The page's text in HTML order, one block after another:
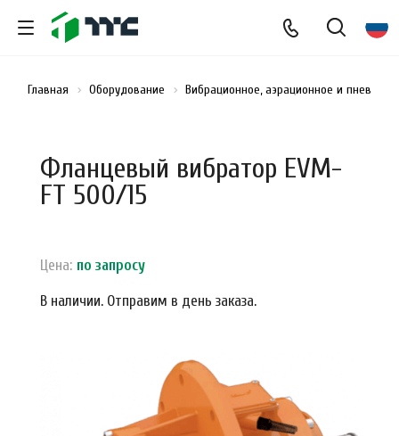
Главная Оборудование Вибрационное, аэрационное и
Фланцевый вибратор EVM-
FT 500/15
Цена: по запросу
В наличии. Отправим в день заказа.